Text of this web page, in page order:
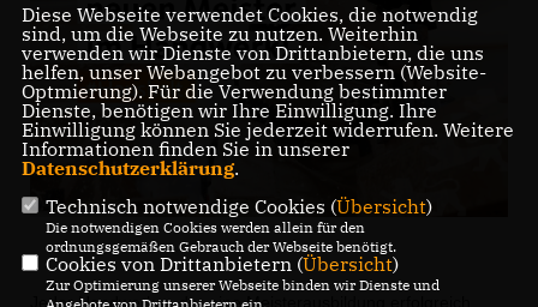
Jeder Handwerker, der eine Meisterausbildung erfolgreich
Diese Webseite verwendet Cookies, die notwendig
sind, um die Webseite zu nutzen. Weiterhin
verwenden wir Dienste von Drittanbietern, die uns
helfen, unser Webangebot zu verbessern (Website-
Optmierung). Für die Verwendung bestimmter
Dienste, benötigen wir Ihre Einwilligung. Ihre
Einwilligung können Sie jederzeit widerrufen. Weitere
Informationen finden Sie in unserer
Datenschutzerklärung.
Technisch notwendige Cookies (Übersicht)
Die notwendigen Cookies werden allein für den
ordnungsgemäßen Gebrauch der Webseite benötigt.
Cookies von Drittanbietern (Übersicht)
Zur Optimierung unserer Webseite binden wir Dienste und